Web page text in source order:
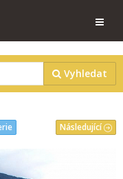
Vyhledat
Následující